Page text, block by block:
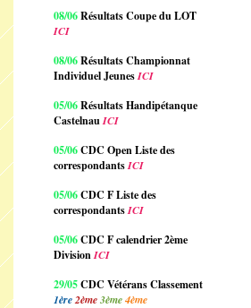
08/06Résultats Coupe du LOT
ICI
08/06Résultats Championnat
Individuel JeunesICI
05/06Résultats Handipétanque
CastelnauICI
05/06CDC Open Liste des
correspondantsICI
05/06CDC F Liste des
correspondantsICI
05/06CDC F calendrier 2ème
DivisionICI
29/05CDC Vétérans Classement
1ère2ème3ème4ème